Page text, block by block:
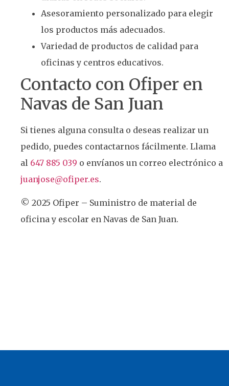
Asesoramiento personalizado para elegir
los productos más adecuados.
Variedad de productos de calidad para
oficinas y centros educativos.
Contacto con Ofiper en
Navas de San Juan
Si tienes alguna consulta o deseas realizar un
pedido, puedes contactarnos fácilmente. Llama
al 647 885 039 o envíanos un correo electrónico a
juanjose@ofiper.es.
© 2025 Ofiper – Suministro de material de
oficina y escolar en Navas de San Juan.